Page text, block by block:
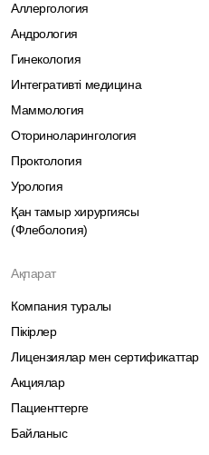
Аллергология
Андрология
Гинекология
Интегративті медицина
Маммология
Оториноларингология
Проктология
Урология
Қан тамыр хирургиясы
(Флебология)
Ақпарат
Компания туралы
Пікірлер
Лицензиялар мен сертификаттар
Акциялар
Пациенттерге
Байланыс